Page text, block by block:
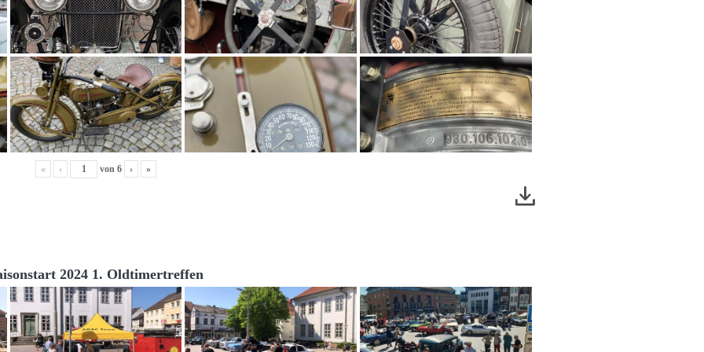
« ‹ von 6 › »
2024 1. Oldtimertreffen